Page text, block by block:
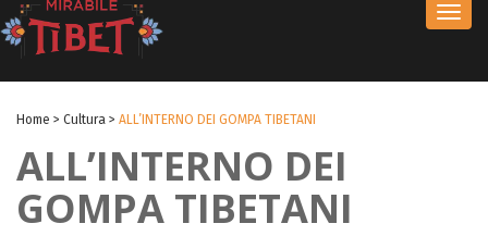
Home > Cultura > ALL’INTERNO DEI GOMPA TIBETANI
ALL’INTERNO DEI
GOMPA TIBETANI